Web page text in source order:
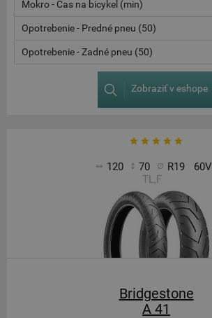
Mokro - Čas na bicykel (min)
Opotrebenie - Predné pneu (50)
Opotrebenie - Zadné pneu (50)
Zobraziť v eshope
120 70 R19
60V
TL,F
Bridgestone
A 41